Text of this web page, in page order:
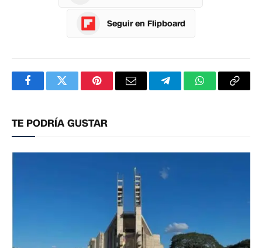
Seguir en Flipboard
FacebookTwitterPinterestCorreoTelegramWhatsApp
TE PODRÍA GUSTAR